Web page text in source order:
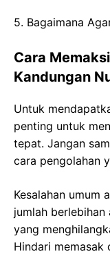
5. Bagaimana
Cara
Kandungan
Untuk
penting untuk
tepat. Jangan
cara pengolahan
Kesalahan umum
jumlah
yang
Hindari memasak